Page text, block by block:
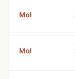
Mol
Mol